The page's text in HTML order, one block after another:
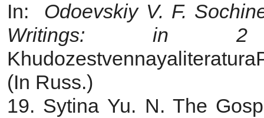
In: Odoevskiy V. F.
Writings: in
(In Russ.)
19. Sytina Yu. N. The